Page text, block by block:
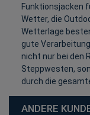
Funktionsjacken
Wetter, die
Wetterlage
gute
nicht nur bei den
Steppwesten,
durch die
ANDERE